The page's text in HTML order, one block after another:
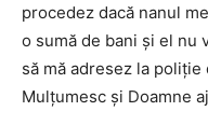
procedez dacă nanul
o sumă de bani și el nu
să mă adresez la
Mulțumesc și Doamne